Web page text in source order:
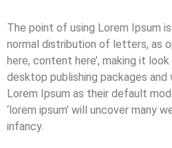
The point of using Lorem Ipsum
normal distribution of letters, as
here, content here’, making it
desktop publishing packages
Lorem Ipsum as their default
‘lorem ipsum’ will uncover many
infancy.